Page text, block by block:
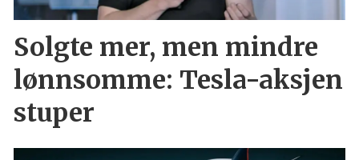
Solgte mer, men mindre
lønnsomme: Tesla-aksjen
stuper